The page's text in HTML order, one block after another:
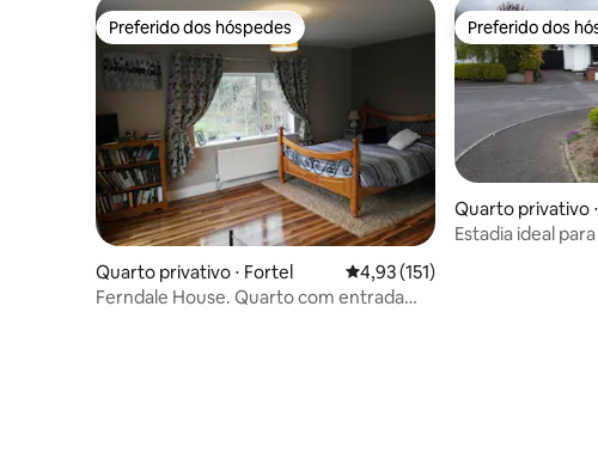
Preferido dos hóspedes
Preferido dos hóspedes
Quarto privativo ⋅ Fortel 4,93 de uma avaliação média
4,93 (151)
Ferndale House. Quarto com entrada
Preferido dos
Preferido dos
Quarto privativo
Estadia ideal